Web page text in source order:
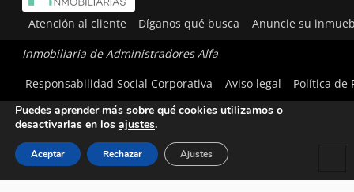
Atención al cliente Díganos qué busca Anuncie su
Inmobiliaria de Administradores Alfa
Responsabilidad Social Corporativa
Aviso legal Política de
Utilizamos cookies para ofrecerte la mejor experiencia en
Puedes aprender más sobre qué cookies utilizamos o
desactivarlas en los ajustes.
Aceptar Rechazar Ajustes